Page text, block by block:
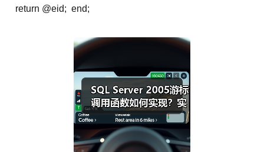
return @eid; end;